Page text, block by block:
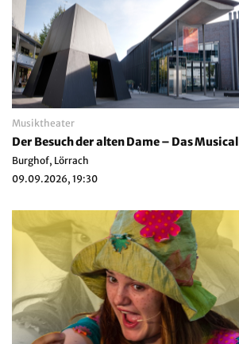
Musiktheater
Der Besuch der alten Dame – Das Musical
Burghof, Lörrach
09.09.2026, 19:30